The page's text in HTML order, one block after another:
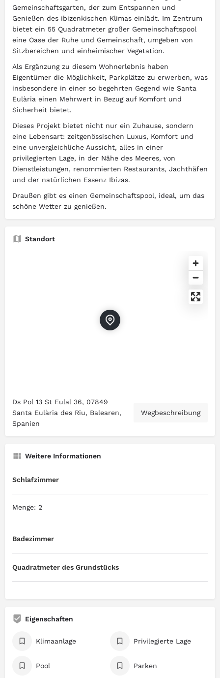
Gemeinschaftsgarten, der zum Entspannen und
Genießen des ibizenkischen Klimas einlädt. Im Zentrum
bietet ein 55 Quadratmeter großer Gemeinschaftspool
eine Oase der Ruhe und Gemeinschaft, umgeben von
Sitzbereichen und einheimischer Vegetation.
Als Ergänzung zu diesem Wohnerlebnis haben
Eigentümer die Möglichkeit, Parkplätze zu erwerben, was
insbesondere in einer so begehrten Gegend wie Santa
Eulària einen Mehrwert in Bezug auf Komfort und
Sicherheit bietet.
Dieses Projekt bietet nicht nur ein Zuhause, sondern
eine Lebensart: zeitgenössischen Luxus, Komfort und
eine unvergleichliche Aussicht, alles in einer
privilegierten Lage, in der Nähe des Meeres, von
Dienstleistungen, renommierten Restaurants, Jachthäfen
und der natürlichen Essenz Ibizas.
Draußen gibt es einen Gemeinschaftspool, ideal, um das
schöne Wetter zu genießen.
Standort
Ds Pol 13 St Eulal 36, 07849
Santa Eulària des Riu, Balearen,
Spanien
Wegbeschreibung
Weitere Informationen
Schlafzimmer
Menge: 2
Badezimmer
Quadratmeter des Grundstücks
Eigenschaften
Klimaanlage Privilegierte Lage
Pool Parken